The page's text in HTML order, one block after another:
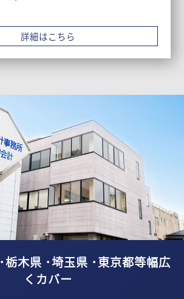
詳細はこちら
栃木県 ･埼玉県 ･東京都等幅広
くカバー